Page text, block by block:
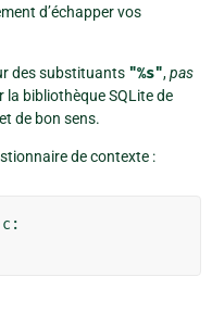
d’échapper vos
des substituants "%s",pas
la bibliothèque SQLite de
de bon sens.
de contexte :
c :